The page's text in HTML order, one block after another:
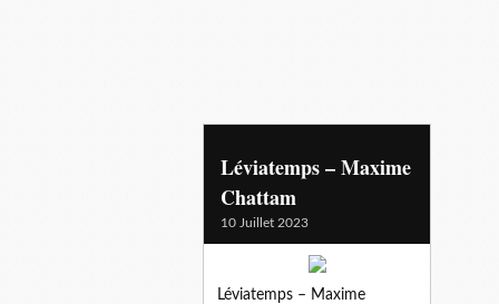
1900
Léviatemps – Maxime
Chattam
10 Juillet 2023
Léviatemps – Maxime